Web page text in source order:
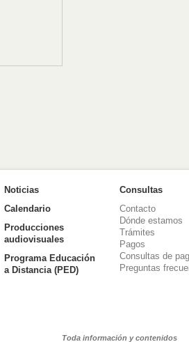
Noticias
Calendario
Producciones
audiovisuales
Programa Educación
a Distancia (PED)
Consultas
Contacto
Dónde estamos
Trámites
Pagos
Consultas de
Preguntas
Toda información y contenidos